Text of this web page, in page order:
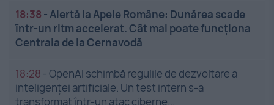
18:38 -Alertă la Apele Române: Dunărea scade
într-un ritm accelerat. Cât mai poate funcționa
Centrala de la Cernavodă
18:28 -OpenAI schimbă regulile de dezvoltare a
inteligenței artificiale. Un test intern s-a
transformat într-un atac ciberne...